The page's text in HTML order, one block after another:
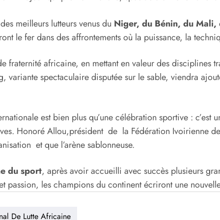
meilleurs lutteurs venus du Niger, du Bénin, du Mali,
le fer dans des affrontements où la puissance, la
africaine, en mettant en valeur des disciplines
variante spectaculaire disputée sur le sable, viendra
est bien plus qu’une célébration sportive :
Honoré Allou,président de la Fédération Ivoirienne
et que l’arène sablonneuse.
du sport, après avoir accueilli avec succès plusieurs
passion, les champions du continent écriront une
De Lutte Africaine